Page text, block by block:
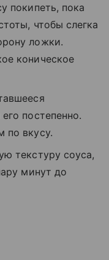
покипеть, пока
чтобы слегка
ложки.
коническое
постепенно.
по вкусу.
текстуру соуса,
минут до